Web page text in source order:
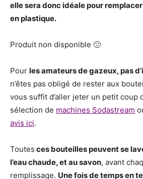
elle sera donc idéale pour
en plastique.
Produit non disponible 🙁
Pour les amateurs de gazeux, pas
n’êtes pas obligé de rester aux
vous suffit d’aller jeter un petit coup
sélection de machines Sodastream
avis ici.
Toutes ces bouteilles peuvent se
l’eau chaude, et au savon, avant
remplissage. Une fois de temps en